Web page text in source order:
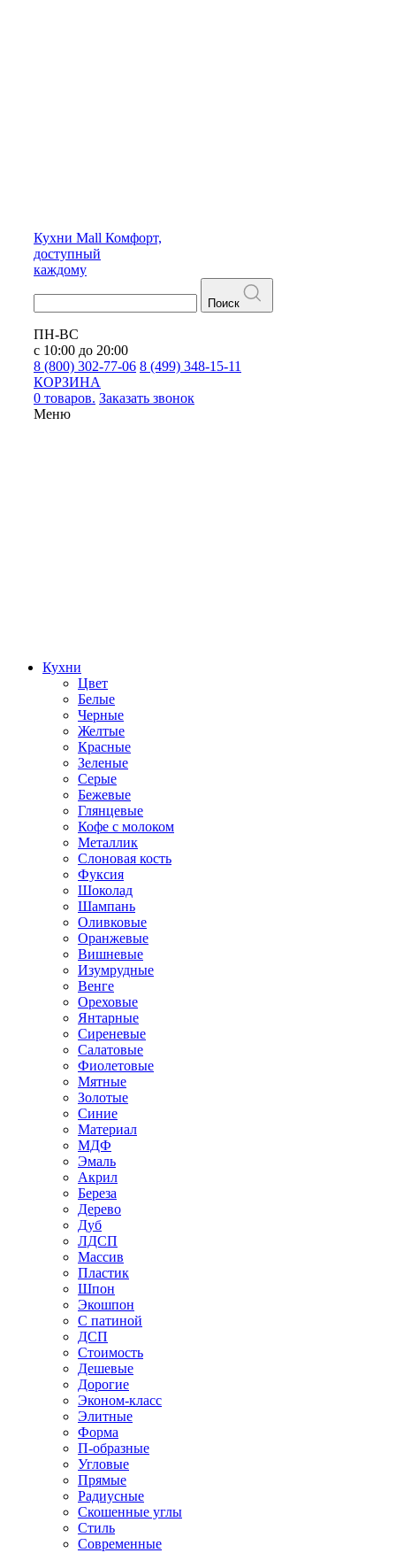
Кухни Mall Комфорт,
доступный
каждому
Поиск
ПН-ВС
с 10:00 до 20:00
8 (800) 302-77-06 8 (499) 348-15-11
КОРЗИНА
0 товаров. Заказать звонок
Меню
Кухни
Цвет
Белые
Черные
Желтые
Красные
Зеленые
Серые
Бежевые
Глянцевые
Кофе с молоком
Металлик
Слоновая кость
Фуксия
Шоколад
Шампань
Оливковые
Оранжевые
Вишневые
Изумрудные
Венге
Ореховые
Янтарные
Сиреневые
Салатовые
Фиолетовые
Мятные
Золотые
Синие
Материал
МДФ
Эмаль
Акрил
Береза
Дерево
Дуб
ЛДСП
Массив
Пластик
Шпон
Экошпон
С патиной
ДСП
Стоимость
Дешевые
Дорогие
Эконом-класс
Элитные
Форма
П-образные
Угловые
Прямые
Радиусные
Скошенные углы
Стиль
Современные